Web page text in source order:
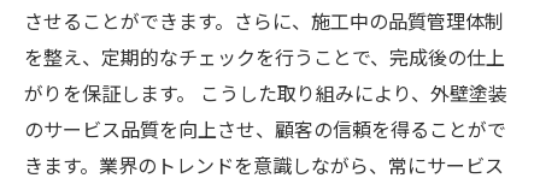
させることができます。さらに、施工中の品質管理体制
を整え、定期的なチェックを行うことで、完成後の仕上
がりを保証します。 こうした取り組みにより、外壁塗装
のサービス品質を向上させ、顧客の信頼を得ることがで
きます。業界のトレンドを意識しながら、常にサービス